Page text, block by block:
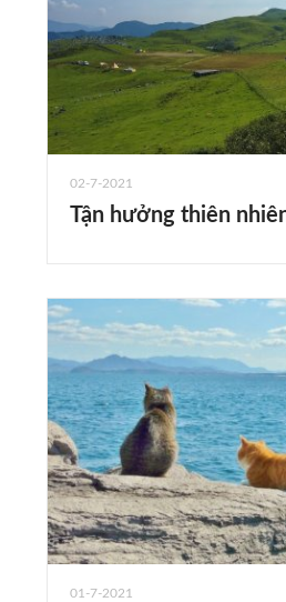
02-7-2021
Tận hưởng thiên
01-7-2021